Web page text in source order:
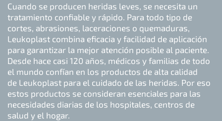
Cuando se producen heridas leves, se necesita un
tratamiento confiable y rápido. Para todo tipo de
cortes, abrasiones, laceraciones o quemaduras,
Leukoplast combina eficacia y facilidad de aplicación
para garantizar la mejor atención posible al paciente.
Desde hace casi 120 años, médicos y familias de todo
el mundo confían en los productos de alta calidad
de Leukoplast para el cuidado de las heridas. Por eso
estos productos se consideran esenciales para las
necesidades diarias de los hospitales, centros de
salud y el hogar.